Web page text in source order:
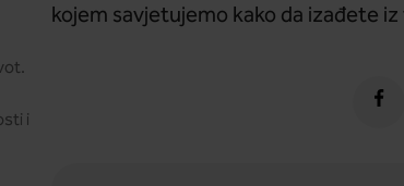
i
kojem savjetujemo kako da izađete